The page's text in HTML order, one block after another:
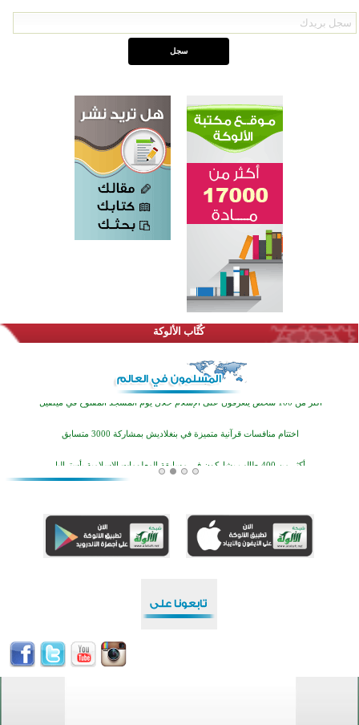
كُتَّاب الألوكة
القرآن والتربية في صدارة البرامج الصيفية للمسلمين في بينزا وساراتوف وموردوفيا هذا العام
اختتام الدورة التاسعة لمسابقة حفظ وتلاوة القرآن الكريم في أزناكاييف
اختتام منافسات قرآنية متميزة في بنغلاديش بمشاركة 3000 متسابق
منطقة ريبوفسي تحتفل بميلاد مسجد جديد في أجواء إيمانية مميزة
القرآن والتربية في صدارة البرامج الصيفية للمسلمين في بينزا وساراتوف وموردوفيا هذا العام